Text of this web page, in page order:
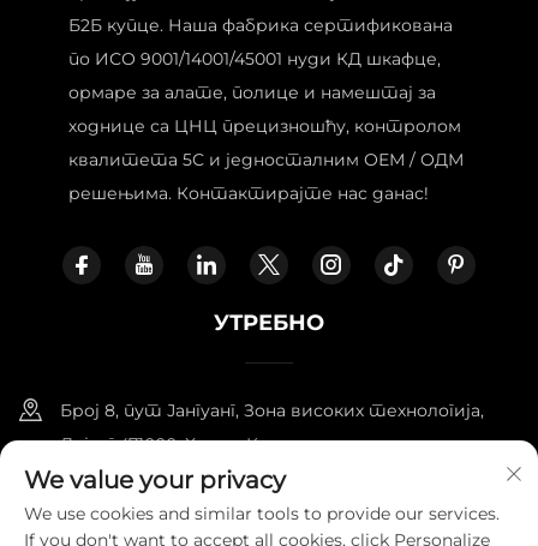
Б2Б купце. Наша фабрика сертификована
по ИСО 9001/14001/45001 нуди КД шкафце,
ормаре за алате, полице и намештај за
ходнице са ЦНЦ прецизношћу, контролом
квалитета 5С и једносталним ОЕМ / ОДМ
решењима. Контактирајте нас данас!
УТРЕБНО
Број 8, пут Јангуанг, Зона високих технологија,
Лојанг 471000, Хенан, Кина.
+86-18338800729
We value your privacy
We use cookies and similar tools to provide our services.
If you don't want to accept all cookies, click Personalize